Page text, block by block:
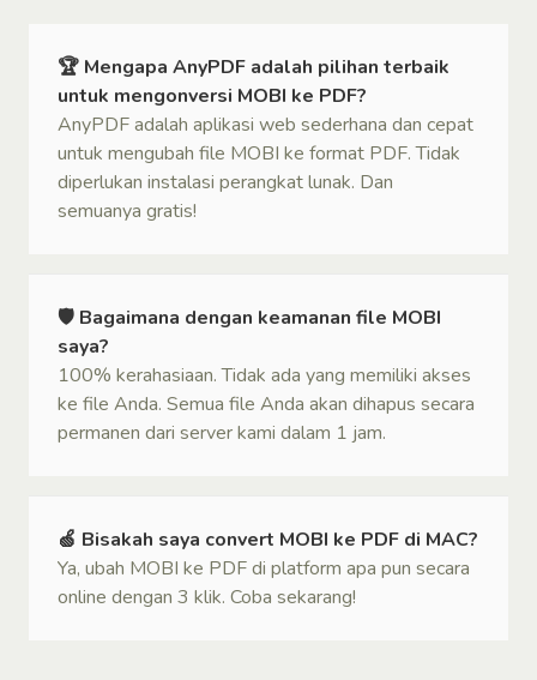
🏆 Mengapa AnyPDF adalah pilihan terbaik
untuk mengonversi MOBI ke PDF?
AnyPDF adalah aplikasi web sederhana dan cepat
untuk mengubah file MOBI ke format PDF. Tidak
diperlukan instalasi perangkat lunak. Dan
semuanya gratis!
🛡 Bagaimana dengan keamanan file MOBI
saya?
100% kerahasiaan. Tidak ada yang memiliki akses
ke file Anda. Semua file Anda akan dihapus secara
permanen dari server kami dalam 1 jam.
🍏 Bisakah saya convert MOBI ke PDF di MAC?
Ya, ubah MOBI ke PDF di platform apa pun secara
online dengan 3 klik. Coba sekarang!